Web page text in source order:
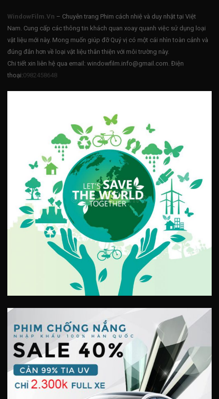
WindowFilm.Vn – Chuyên trang Phim cách nhiệ và duy nhật tại Việt
Nam. Cung cấp các thông tin khách quan xoay quanh việc sử dụng loại
vật liệu mới này. Mong muốn giúp đỡ Quý vị có một cái nhìn toàn cảnh và
đúng đắn hơn về loại vật liệu thân thiện với môi trường này.
Chi tiết xin liên hệ qua email: windowfilm.info@gmail.com. Điện
thoại:0982458648